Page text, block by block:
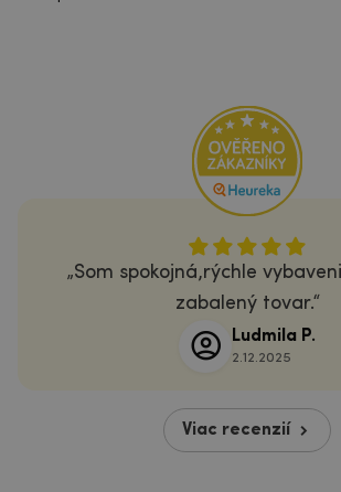
Som spokojná,rýchle
zabalený tovar.
Ludmila P.
2.12.2025
Viac recenzií